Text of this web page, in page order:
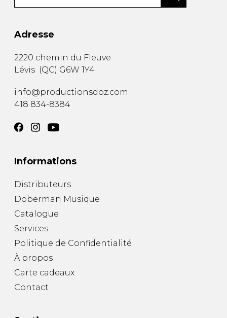
Adresse
2220 chemin du Fleuve
Lévis (QC) G6W 1Y4
info@productionsdoz.com
418 834-8384
Informations
Distributeurs
Doberman Musique
Catalogue
Services
Politique de Confidentialité
À propos
Carte cadeaux
Contact